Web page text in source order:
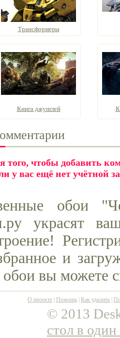
Трансформеры
Книга джунглей
того, чтобы добавить
у вас ещё нет учётной
обои
украсят
и
обои вы можете
О проекте Помощь Как удалить
© 2013
стол в